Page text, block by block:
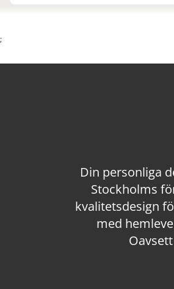
;
Din personliga
Stockholms
kvalitetsdesign
med